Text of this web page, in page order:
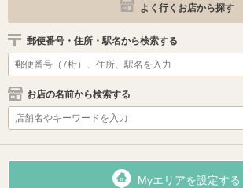
よく行くお店から探す
郵便番号・住所・駅名から検索する
お店の名前から検索する
Myエリアを設定する